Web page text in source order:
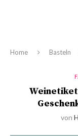
Home Basteln
von